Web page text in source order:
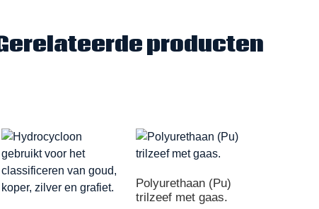
producten
Polyurethaan (Pu)
trilzeef met gaas.